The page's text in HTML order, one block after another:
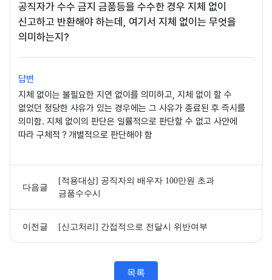
공직자가 수수 금지 금품등을 수수한 경우 지체 없이
신고하고 반환해야 하는데, 여기서 지체 없이는 무엇을
의미하는지?
답변
지체 없이는 불필요한 지연 없이를 의미하고, 지체 없이 할 수
없었던 정당한 사유가 있는 경우에는 그 사유가 종료된 후 즉시를
의미함. 지체 없이의 판단은 일률적으로 판단할 수 없고 사안에
따라 구체적？개별적으로 판단해야 함
다음글
[적용대상] 공직자의 배우자 100만원 초과
금품수수시
이전글 [신고처리] 간접적으로 전달시 위반여부
목록